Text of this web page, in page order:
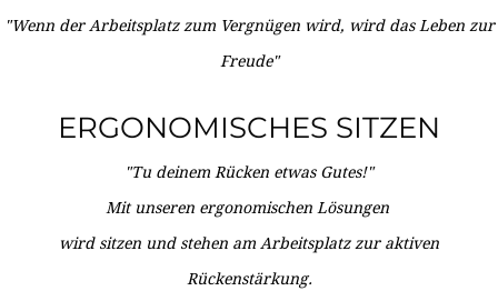
"Wenn der Arbeitsplatz zum Vergnügen wird, wird das Leben zur
Freude"
ERGONOMISCHES SITZEN
"Tu deinem Rücken etwas Gutes!"
Mit unseren ergonomischen Lösungen
wird sitzen und stehen am Arbeitsplatz zur aktiven
Rückenstärkung.